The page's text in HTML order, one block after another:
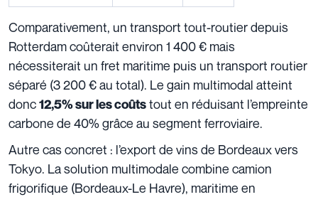
Comparativement, un transport tout-routier depuis
Rotterdam coûterait environ 1 400 € mais
nécessiterait un fret maritime puis un transport routier
séparé (3 200 € au total). Le gain multimodal atteint
donc12,5% sur les coûtstout en réduisant l’empreinte
carbone de 40% grâce au segment ferroviaire.
Autre cas concret : l’export de vins de Bordeaux vers
Tokyo. La solution multimodale combine camion
frigorifique (Bordeaux-Le Havre), maritime en